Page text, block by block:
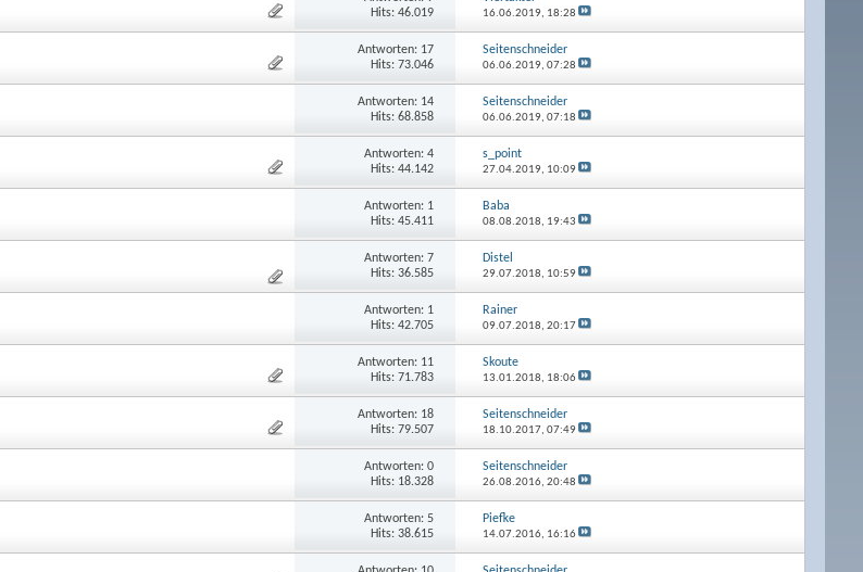
Hits: 46.019
16.06.2019, 18:28
Antworten: 17
Hits: 73.046
Seitenschneider
06.06.2019, 07:28
Antworten: 14
Hits: 68.858
Seitenschneider
06.06.2019, 07:18
Antworten: 4
Hits: 44.142
s_point
27.04.2019, 10:09
Antworten: 1
Hits: 45.411
Baba
08.08.2018, 19:43
Antworten: 7
Hits: 36.585
Distel
29.07.2018, 10:59
Antworten: 1
Hits: 42.705
Rainer
09.07.2018, 20:17
Antworten: 11
Hits: 71.783
Skoute
13.01.2018, 18:06
Antworten: 18
Hits: 79.507
Seitenschneider
18.10.2017, 07:49
Antworten: 0
Hits: 18.328
Seitenschneider
26.08.2016, 20:48
Antworten: 5
Hits: 38.615
Piefke
14.07.2016, 16:16